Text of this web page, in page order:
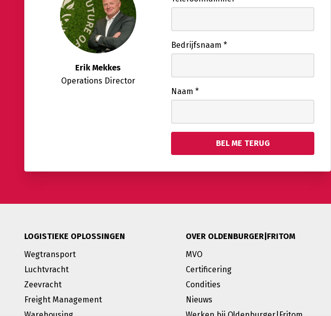
Erik Mekkes
Operations Director
Bedrijfsnaam*
Naam*
LOGISTIEKE OPLOSSINGEN
Wegtransport
Luchtvracht
Zeevracht
Freight Management
OVER OLDENBURGER|FRITOM
MVO
Certificering
Condities
Nieuws